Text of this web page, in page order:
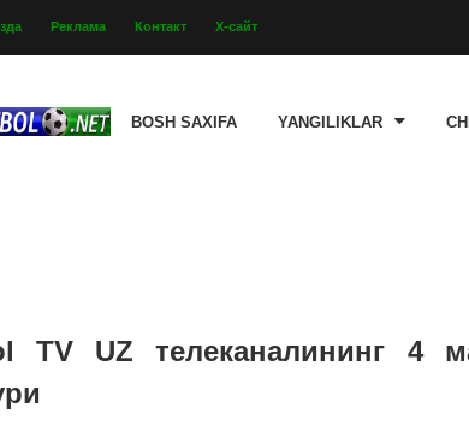
Реклама Контакт Х-сайт
BOSH SAXIFA YANGILIKLAR
TV UZ телеканалининг 4